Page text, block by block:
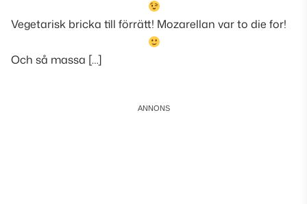
Vegetarisk bricka till förrätt! Mozarellan var to die for!
Och så massa […]